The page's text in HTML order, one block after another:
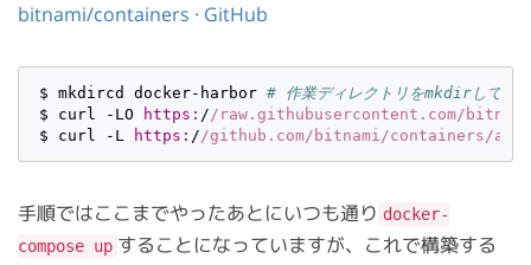
bitnami/containers · GitHub
$ mkdircd docker-harbor # 作業ディレクトリをmkdirして移
$ curl -LO
https: / /raw.githubusercontent.com/bitnami
$ curl -L
https: / /github.com/bitnami /containers/
手順ではここまでやったあとにいつも通り docker-
compose up することになっていますが、これで構築する